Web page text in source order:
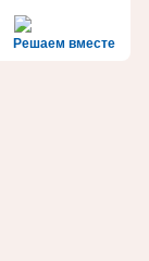
Решаем вместе